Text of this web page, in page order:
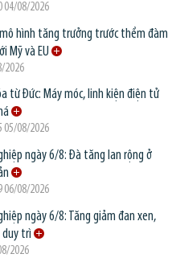
04/08/2026
mô hình tăng trưởng trước thềm đàm
và EU
2026
từ Đức: Máy móc, linh kiện điện tử
05/08/2026
ngày 6/8: Đà tăng lan rộng ở
06/08/2026
ngày 6/8: Tăng giảm đan xen,
trì
2026